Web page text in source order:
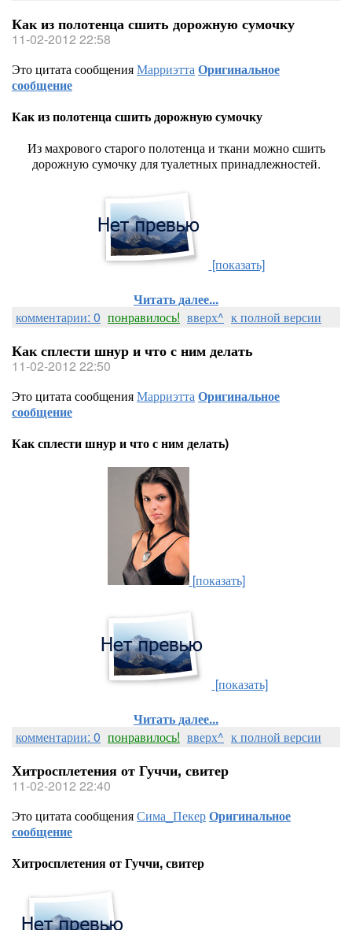
Как из полотенца сшить дорожную сумочку
11-02-2012 22:58
Это цитата сообщенияМарриэттаОригинальное
сообщение
Как из полотенца сшить дорожную сумочку
Из махрового старого полотенца и ткани можно сшить
дорожную сумочку для туалетных принадлежностей.
[показать]
Читать далее...
комментарии: 0 понравилось! вверх^ к полной версии
Как сплести шнур и что с ним делать
11-02-2012 22:50
Это цитата сообщенияМарриэттаОригинальное
сообщение
Как сплести шнур и что с ним делать)
[показать]
[показать]
Читать далее...
комментарии: 0 понравилось! вверх^ к полной версии
Хитросплетения от Гуччи, свитер
11-02-2012 22:40
Это цитата сообщенияСима_ПекерОригинальное
сообщение
Хитросплетения от Гуччи, свитер